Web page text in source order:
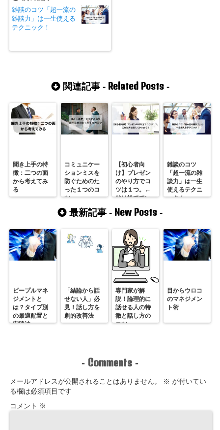
雑談のコツ「超一流の
雑談力」は一生使える
テクニック！
関連記事 - Related Posts-
聞き上手の特
徴：二つの面
から考えてみ
る
コミュニケー
ションミスを
防ぐためのた
った１つのコ
ツ
【初心者向
け】プレゼン
のやり方でコ
ツは１つ。←
他は捨ててい
い！
雑談のコツ
「超一流の雑
談力」は一生
使えるテクニ
ック！
最新記事 - New Posts -
ピープルマネ
ジメントと
は？タイプ別
の最適配置と
実践法
「結論から話
せない人」必
見！話し方を
劇的改善法
専門家が解
説！論理的に
話せる人の特
徴と話し方の
コツ
目からウロコ
のマネジメン
ト術
- Comments -
メールアドレスが公開されることはありません。 ※ が付いてい
る欄は必須項目です
コメント ※